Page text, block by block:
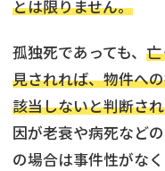
任意売却
アンケート調査
とは限りません。
孤独死であっても、
見されれば、物件へ
該当しないと判断さ
因が老衰や病死など
の場合は事件性がな